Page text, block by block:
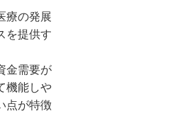
療の発展
を提供す
金需要が
機能しや
点が特徴